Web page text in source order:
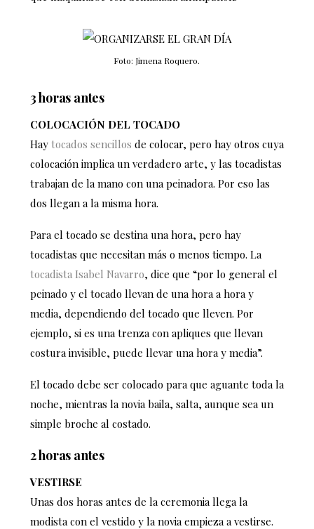
Foto: Jimena Roquero.
3 horas antes
COLOCACIÓN DEL TOCADO
Hay tocados sencillos de colocar, pero hay otros cuya
colocación implica un verdadero arte, y las tocadistas
trabajan de la mano con una peinadora. Por eso las
dos llegan a la misma hora.
Para el tocado se destina una hora, pero hay
tocadistas que necesitan más o menos tiempo. La
tocadista Isabel Navarro, dice que “por lo general el
peinado y el tocado llevan de una hora a hora y
media, dependiendo del tocado que lleven. Por
ejemplo, si es una trenza con apliques que llevan
costura invisible, puede llevar una hora y media”.
El tocado debe ser colocado para que aguante toda la
noche, mientras la novia baila, salta, aunque sea un
simple broche al costado.
2 horas antes
VESTIRSE
Unas dos horas antes de la ceremonia llega la
modista con el vestido y la novia empieza a vestirse.